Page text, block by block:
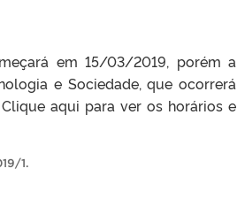
em 15/03/2019, porém a
e Sociedade, que ocorrerá
aqui para ver os horários e
1.